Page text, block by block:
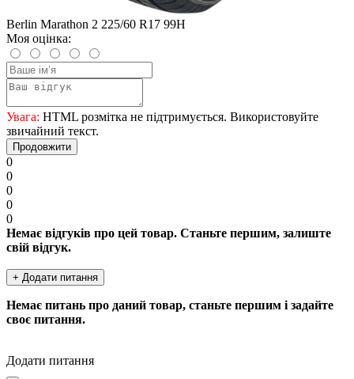
Berlin Marathon 2 225/60 R17 99H
Моя оцінка:
Увага: HTML розмітка не підтримується. Використовуйте
звичайний текст.
Продовжити
0
0
0
0
0
Немає відгуків про цей товар. Станьте першим, залиште
свій відгук.
+ Додати питання
Немає питань про даний товар, станьте першим і задайте
своє питання.
Додати питання